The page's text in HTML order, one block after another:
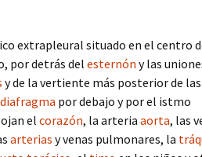
extrapleural situado en el centro
por detrás delesternón y las
y de la vertiente más posterior de las
diafragma por debajo y por el istmo
el corazón, la arteria aorta, las
arterias y venas pulmonares, la